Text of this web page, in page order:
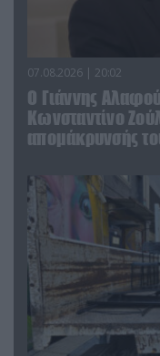
07.08.2026 | 20:02
Ο Γιάννης
Κωνσταντίνο
απομάκρυνσής